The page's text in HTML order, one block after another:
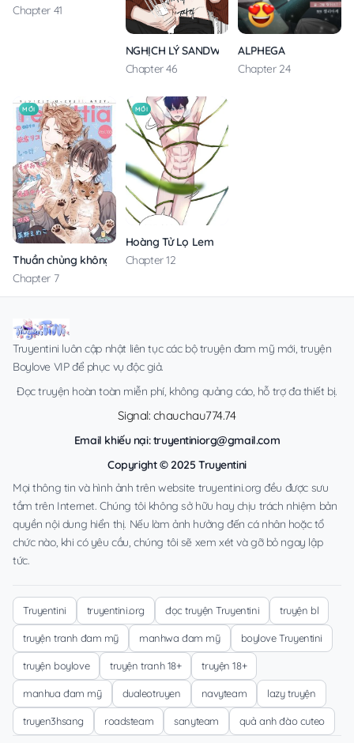
Chapter 41
NGHỊCH LÝ SANDWICH
Chapter 46
ALPHEGA
Chapter 24
MỚI
Thuần chủng không rung động
Chapter 7
MỚI
Hoàng Tử Lọ Lem
Chapter 12
Truyentini luôn cập nhật liên tục các bộ truyện đam mỹ mới, truyện
Boylove VIP để phục vụ độc giả.
Đọc truyện hoàn toàn miễn phí, không quảng cáo, hỗ trợ đa thiết bị.
Signal: chauchau774.74
Email khiếu nại:truyentiniorg@gmail.com
Copyright © 2025 Truyentini
Mọi thông tin và hình ảnh trên website truyentini.org đều được sưu
tầm trên Internet. Chúng tôi không sở hữu hay chịu trách nhiệm bản
quyền nội dung hiển thị. Nếu làm ảnh hưởng đến cá nhân hoặc tổ
chức nào, khi có yêu cầu, chúng tôi sẽ xem xét và gỡ bỏ ngay lập
tức.
Truyentini truyentini.org đọc truyện Truyentini truyện bl
truyện tranh đam mỹ manhwa đam mỹ boylove Truyentini
truyện boylove truyện tranh 18+ truyện 18+
manhua đam mỹ dualeotruyen navyteam lazy truyện
truyen3hsang roadsteam sanyteam quả anh đào cuteo